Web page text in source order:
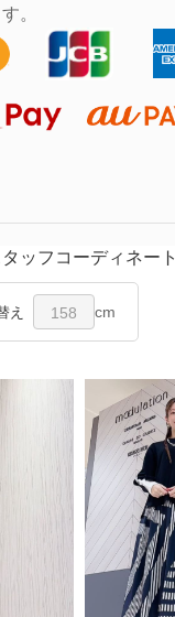
。
ッフコーディネート
え 158 cm